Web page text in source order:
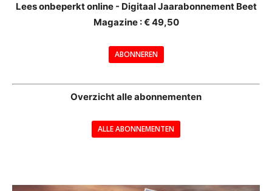
Lees onbeperkt online - Digitaal Jaarabonnement Beet
Magazine : € 49,50
ABONNEREN
Overzicht alle abonnementen
ALLE ABONNEMENTEN